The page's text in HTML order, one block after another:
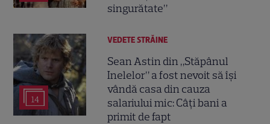
singurătate”
14
VEDETE STRĂINE
Sean Astin din „Stăpânul
Inelelor” a fost nevoit să își
vândă casa din cauza
salariului mic: Câți bani a
primit de fapt